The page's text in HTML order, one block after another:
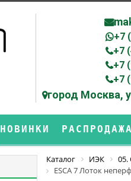
+7
+7
+7
+7
город Москва,
НОВИНКИ РАСПРОДАЖА
Каталог ИЭК 05.
ESCA 7 Лоток